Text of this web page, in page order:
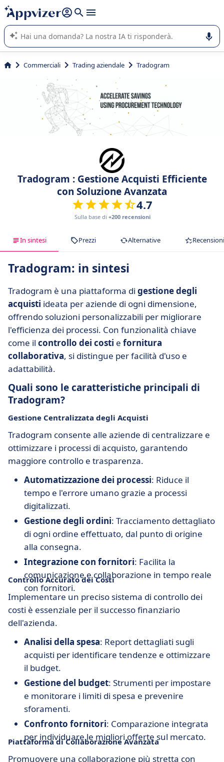
righe con
shift + enter
L'IA di Appvizer vi guida nell'utilizzo o nella scelta di un
software SaaS per la vostra azienda.
Commerciali Trading aziendale Tradogram
Tradogram : Gestione Acquisti Efficiente
con Soluzione Avanzata
4.7
Sulla base di +200 recensioni
In sintesi Prezzi Alternative Recensioni
Tradogram: in sintesi
Tradogram è una piattaforma di gestione degli
acquisti ideata per aziende di ogni dimensione,
offrendo soluzioni personalizzabili per migliorare
l'efficienza dei processi. Con funzionalità chiave
come il controllo dei costi e fornitura
collaborativa, si distingue per facilità d'uso e
adattabilità.
Quali sono le caratteristiche principali di
Tradogram?
Gestione Centralizzata degli Acquisti
Tradogram consente alle aziende di centralizzare e
ottimizzare i processi di acquisto, garantendo
maggiore controllo e trasparenza.
Automatizzazione dei processi: Riduce il
tempo e l'errore umano grazie a processi
digitalizzati.
Gestione degli ordini: Tracciamento dettagliato
di ogni ordine effettuato, dal punto di origine
alla consegna.
Integrazione con fornitori: Facilita la
comunicazione e collaborazione in tempo reale
con fornitori.
Controllo Accurato dei Costi
Implementare un preciso sistema di controllo dei
costi è essenziale per il successo finanziario
dell'azienda.
Analisi della spesa: Report dettagliati sugli
acquisti per identificare tendenze e ottimizzare
il budget.
Gestione del budget: Strumenti per impostare
e monitorare i limiti di spesa e prevenire
sforamenti.
Confronto fornitori: Comparazione integrata
per individuare le migliori offerte sul mercato.
Piattaforma di Collaborazione Avanzata
Promuovere una collaborazione più stretta con